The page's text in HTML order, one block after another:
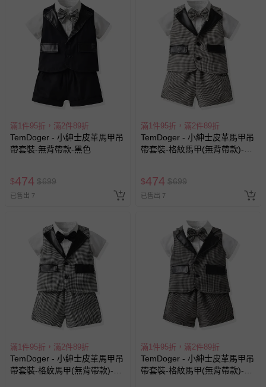
滿1件95折，滿2件89折
TemDoger - 小紳士皮革馬甲吊
帶套裝-無背帶款-黑色
$474 $699
已售出 7
滿1件95折，滿2件89折
TemDoger - 小紳士皮革馬甲吊
帶套裝-格紋馬甲(無背帶款)-淺
$474 $699
已售出 7
滿1件95折，滿2件89折
TemDoger - 小紳士皮革馬甲吊
帶套裝-格紋馬甲(無背帶款)-淺
滿1件95折，滿2件89折
TemDoger - 小紳士皮革馬甲吊
帶套裝-格紋馬甲(無背帶款)-深